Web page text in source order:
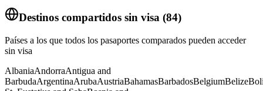
Destinos compartidos sin visa (84)
Países a los que todos los pasaportes comparados pueden acceder
sin visa
AlbaniaAndorraAntigua and
BarbudaArgentinaArubaAustriaBahamasBarbadosBelgiumBelize